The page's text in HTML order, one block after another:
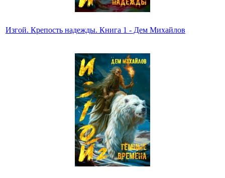
Изгой. Крепость надежды. Книга 1 - Дем Михайлов